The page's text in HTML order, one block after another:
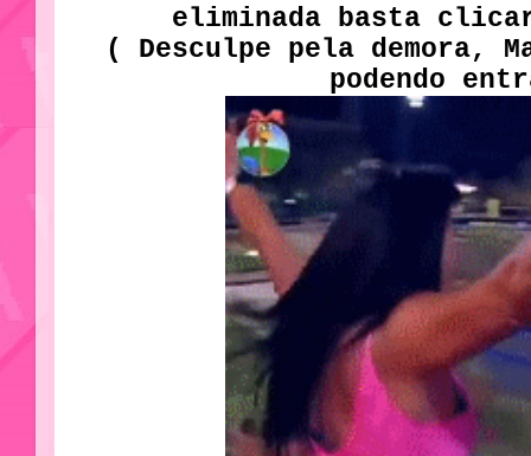
eliminada basta
( Desculpe pela demora,
podendo